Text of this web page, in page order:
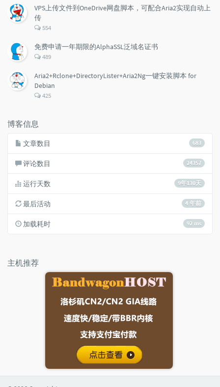
数：
VPS上传文件到OneDrive网盘脚本，可配合Aria2实现自动上
传
评
数：
554
免费申请一年期限的AlphaSSL泛域名证书
评
数：
489
Aria2+Rclone+DirectoryLister+Aria2Ng一键安装脚本 for
Debian
评
425
博客信息
683
文章数目
24357
评论数目
9年130天
运行天数
4 年前
最后活动
92 ms
加载耗时
主机推荐